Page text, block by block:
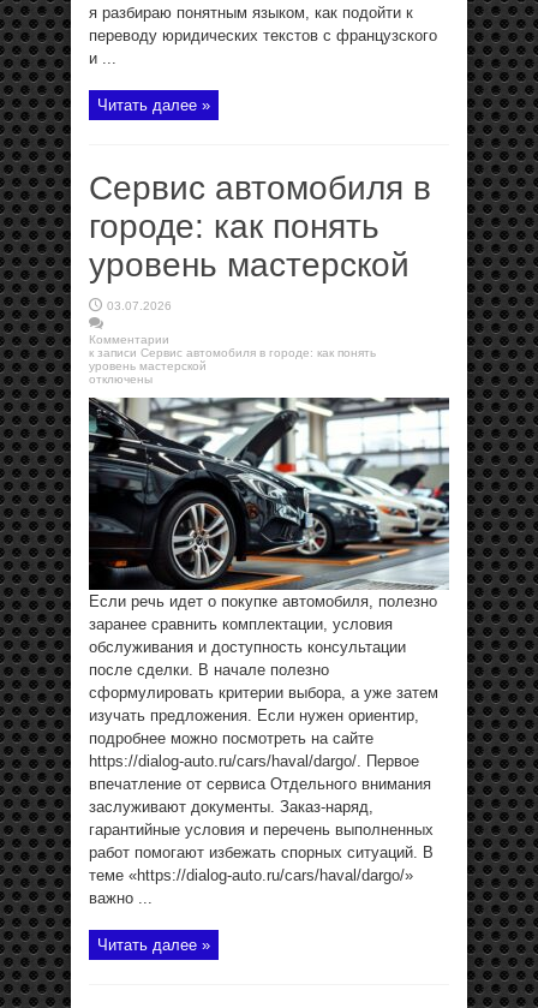
я разбираю понятным языком, как подойти к
переводу юридических текстов с французского
и ...
Читать далее »
Сервис автомобиля в
городе: как понять
уровень мастерской
03.07.2026
Комментарии
к записи Сервис автомобиля в городе: как понять
уровень мастерской
отключены
Если речь идет о покупке автомобиля, полезно
заранее сравнить комплектации, условия
обслуживания и доступность консультации
после сделки. В начале полезно
сформулировать критерии выбора, а уже затем
изучать предложения. Если нужен ориентир,
подробнее можно посмотреть на сайте
https://dialog-auto.ru/cars/haval/dargo/. Первое
впечатление от сервиса Отдельного внимания
заслуживают документы. Заказ-наряд,
гарантийные условия и перечень выполненных
работ помогают избежать спорных ситуаций. В
теме «https://dialog-auto.ru/cars/haval/dargo/»
важно ...
Читать далее »